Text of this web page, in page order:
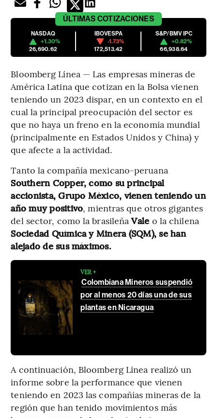
ÚLTIMAS COTIZACIONES
NASDAQ
+1.30%
26,690.62
IBOVESPA
-1.73%
172,513.42
S&P/BMV IPC
+0.82%
66,938.64
Bloomberg Línea — Las empresas mineras de
América Latina que cotizan en la Bolsa vienen
teniendo un 2023 dispar, en un contexto en el
cual la principal preocupación del sector es
que no haya un freno en la economía mundial
(principalmente en Estados Unidos y China) y
que afecte a la actividad.
Tanto la compañía mexicano-peruana
Southern Copper, como su principal
accionista, Grupo México, vienen teniendo un
año muy positivo, mientras que otros gigantes
del sector, como la brasileñaVale o la chilena
Sociedad Química y Minera (SQM), se han
alejado de sus máximos.
VER +
Colombiana Mineros suspendió
por al menos 20 días una de sus
plantas en Nicaragua
A continuación, Bloomberg Línea realizó un
informe sobre la performance que vienen
teniendo en 2023 las compañías mineras de la
región que han tenido movimientos más